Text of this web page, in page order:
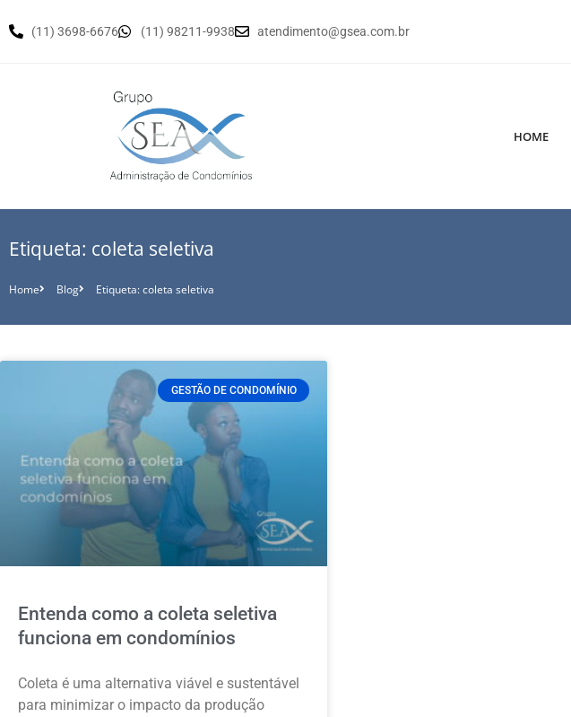
(11) 3698-6676 (11) 98211-9938 atendimento@gsea.com.br
HOME
Etiqueta: coleta seletiva
Home Blog Etiqueta: coleta seletiva
GESTÃO DE CONDOMÍNIO
Entenda como a coleta seletiva
funciona em condomínios
Coleta é uma alternativa viável e sustentável
para minimizar o impacto da produção